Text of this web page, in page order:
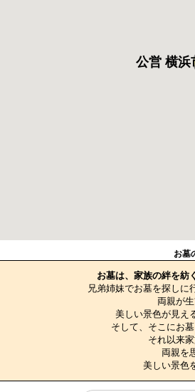
公営 横浜
お墓
お墓は、家族の絆を紡
兄弟姉妹でお墓を探しに
両親が
美しい景色が見え
そして、そこにお
それ以来
両親を
美しい景色